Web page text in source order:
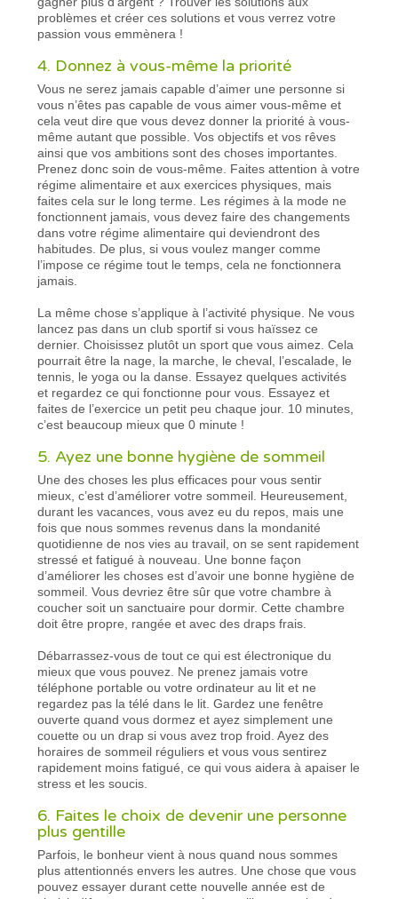
problèmes et créer ces solutions et vous verrez votre
passion vous emmènera !
4. Donnez à vous-même la priorité
Vous ne serez jamais capable d’aimer une personne si
vous n’êtes pas capable de vous aimer vous-même et
cela veut dire que vous devez donner la priorité à vous-
même autant que possible. Vos objectifs et vos rêves
ainsi que vos ambitions sont des choses importantes.
Prenez donc soin de vous-même. Faites attention à votre
régime alimentaire et aux exercices physiques, mais
faites cela sur le long terme. Les régimes à la mode ne
fonctionnent jamais, vous devez faire des changements
dans votre régime alimentaire qui deviendront des
habitudes. De plus, si vous voulez manger comme
l’impose ce régime tout le temps, cela ne fonctionnera
jamais.
La même chose s’applique à l’activité physique. Ne vous
lancez pas dans un club sportif si vous haïssez ce
dernier. Choisissez plutôt un sport que vous aimez. Cela
pourrait être la nage, la marche, le cheval, l’escalade, le
tennis, le yoga ou la danse. Essayez quelques activités
et regardez ce qui fonctionne pour vous. Essayez et
faites de l’exercice un petit peu chaque jour. 10 minutes,
c’est beaucoup mieux que 0 minute !
5. Ayez une bonne hygiène de sommeil
Une des choses les plus efficaces pour vous sentir
mieux, c’est d’améliorer votre sommeil. Heureusement,
durant les vacances, vous avez eu du repos, mais une
fois que nous sommes revenus dans la mondanité
quotidienne de nos vies au travail, on se sent rapidement
stressé et fatigué à nouveau. Une bonne façon
d’améliorer les choses est d’avoir une bonne hygiène de
sommeil. Vous devriez être sûr que votre chambre à
coucher soit un sanctuaire pour dormir. Cette chambre
doit être propre, rangée et avec des draps frais.
Débarrassez-vous de tout ce qui est électronique du
mieux que vous pouvez. Ne prenez jamais votre
téléphone portable ou votre ordinateur au lit et ne
regardez pas la télé dans le lit. Gardez une fenêtre
ouverte quand vous dormez et ayez simplement une
couette ou un drap si vous avez trop froid. Ayez des
horaires de sommeil réguliers et vous vous sentirez
rapidement moins fatigué, ce qui vous aidera à apaiser le
stress et les soucis.
6. Faites le choix de devenir une personne
plus gentille
Parfois, le bonheur vient à nous quand nous sommes
plus attentionnés envers les autres. Une chose que vous
pouvez essayer durant cette nouvelle année est de